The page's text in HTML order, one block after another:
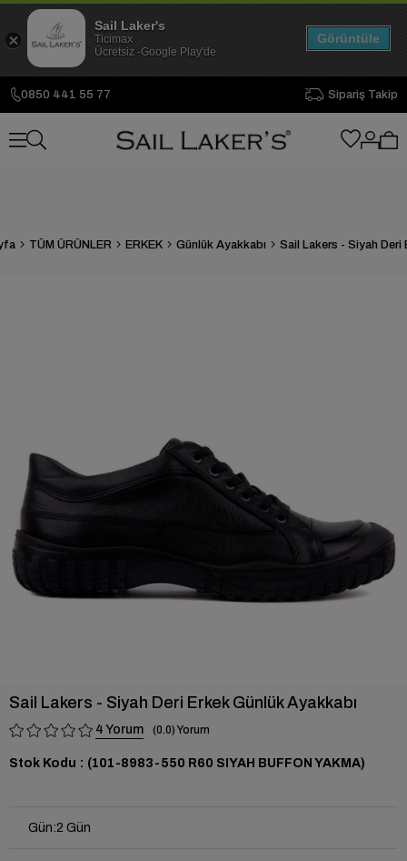
0850 441 55 77 Sipariş Takip
TÜM ÜRÜNLER ERKEK Günlük Ayakkabı
Sail Lakers - Siyah Deri Erkek Günlük Ayakkabı
4 0.0
Stok Kodu (101-8983-550 R60 SIYAH BUFFON YAKMA)
Gün:2 Gün
Sail Laker's
Ticimax
Ücretsiz -Google Play'de
Görüntüle